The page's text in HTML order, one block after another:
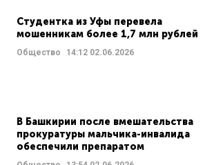
Студентка из Уфы перевела
мошенникам более 1,7 млн рублей
Общество 14:12 02.06.2026
В Башкирии после вмешательства
прокуратуры мальчика-инвалида
обеспечили препаратом